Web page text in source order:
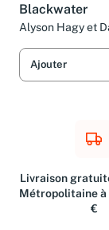
Blackwater
Alyson Hagy et
Ajouter
Livraison
Métropolitaine à
€